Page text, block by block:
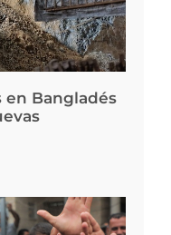
en Bangladés